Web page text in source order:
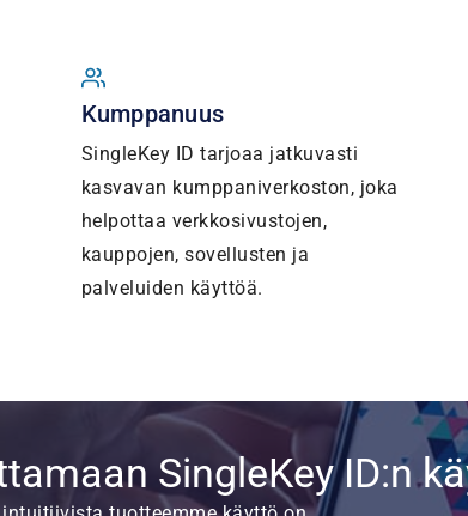
Kumppanuus
SingleKey ID tarjoaa jatkuvasti
kasvavan kumppaniverkoston, joka
helpottaa verkkosivustojen,
kauppojen, sovellusten ja
palveluiden käyttöä.
SingleKey ID:n